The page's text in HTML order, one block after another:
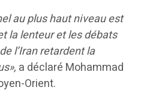
au plus haut niveau est
la lenteur et les débats
l’Iran retardent la
a déclaré Mohammad
Orient.